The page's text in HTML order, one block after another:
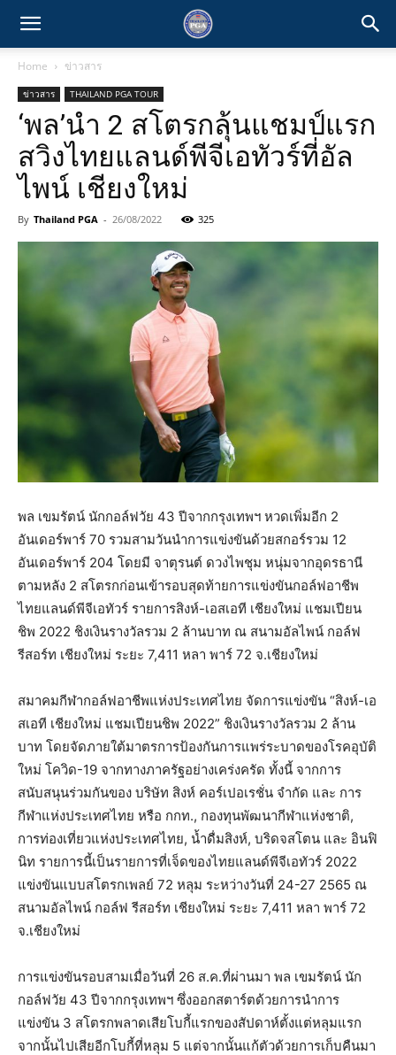
Home ข่าวสาร
ข่าวสาร THAILAND PGA TOUR
‘พล’นำ 2 สโตรกลุ้นแชมป์แรก
สวิงไทยแลนด์พีจีเอทัวร์ที่อัล
ไพน์ เชียงใหม่
By Thailand PGA - 26/08/2022 325
พล เขมรัตน์ นักกอล์ฟวัย 43 ปีจากกรุงเทพฯ หวดเพิ่มอีก 2
อันเดอร์พาร์ 70 รวมสามวันนำการแข่งขันด้วยสกอร์รวม 12
อันเดอร์พาร์ 204 โดยมี จาตุรนต์ ดวงไพชุม หนุ่มจากอุดรธานี
ตามหลัง 2 สโตรกก่อนเข้ารอบสุดท้ายการแข่งขันกอล์ฟอาชีพ
ไทยแลนด์พีจีเอทัวร์ รายการสิงห์-เอสเอที เชียงใหม่ แชมเปียน
ชิพ 2022 ชิงเงินรางวัลรวม 2 ล้านบาท ณ สนามอัลไพน์ กอล์ฟ
รีสอร์ท เชียงใหม่ ระยะ 7,411 หลา พาร์ 72 จ.เชียงใหม่
สมาคมกีฬากอล์ฟอาชีพแห่งประเทศไทย จัดการแข่งขัน “สิงห์-เอ
สเอที เชียงใหม่ แชมเปียนชิพ 2022” ชิงเงินรางวัลรวม 2 ล้าน
บาท โดยจัดภายใต้มาตรการป้องกันการแพร่ระบาดของโรคอุบัติ
ใหม่ โควิด-19 จากทางภาครัฐอย่างเคร่งครัด ทั้งนี้ จากการ
สนับสนุนร่วมกันของ บริษัท สิงห์ คอร์เปอเรชั่น จำกัด และ การ
กีฬาแห่งประเทศไทย หรือ กกท., กองทุนพัฒนากีฬาแห่งชาติ,
การท่องเที่ยวแห่งประเทศไทย, น้ำดื่มสิงห์, บริดจสโตน และ อินฟิ
นิท รายการนี้เป็นรายการที่เจ็ดของไทยแลนด์พีจีเอทัวร์ 2022
แข่งขันแบบสโตรกเพลย์ 72 หลุม ระหว่างวันที่ 24-27 2565 ณ
สนามอัลไพน์ กอล์ฟ รีสอร์ท เชียงใหม่ ระยะ 7,411 หลา พาร์ 72
จ.เชียงใหม่
การแข่งขันรอบสามเมื่อวันที่ 26 ส.ค.ที่ผ่านมา พล เขมรัตน์ นัก
กอล์ฟวัย 43 ปีจากกรุงเทพฯ ซึ่งออกสตาร์ตด้วยการนำการ
แข่งขัน 3 สโตรกพลาดเสียโบกี้แรกของสัปดาห์ตั้งแต่หลุมแรก
จากนั้นไปเสียอีกโบกี้ที่หลุม 5 แต่จากนั้นแก้ตัวด้วยการเก็บคืนมา